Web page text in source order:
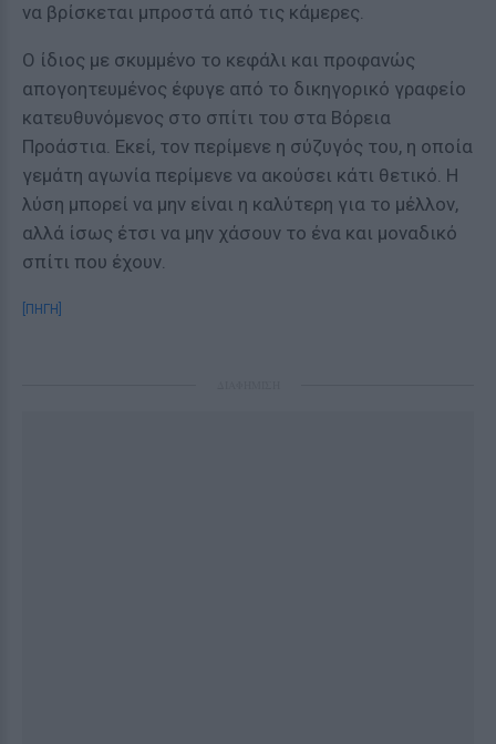
να βρίσκεται μπροστά από τις κάμερες.
Ο ίδιος με σκυμμένο το κεφάλι και προφανώς
απογοητευμένος έφυγε από το δικηγορικό γραφείο
κατευθυνόμενος στο σπίτι του στα Βόρεια
Προάστια. Εκεί, τον περίμενε η σύζυγός του, η οποία
γεμάτη αγωνία περίμενε να ακούσει κάτι θετικό. Η
λύση μπορεί να μην είναι η καλύτερη για το μέλλον,
αλλά ίσως έτσι να μην χάσουν το ένα και μοναδικό
σπίτι που έχουν.
[ΠΗΓΗ]